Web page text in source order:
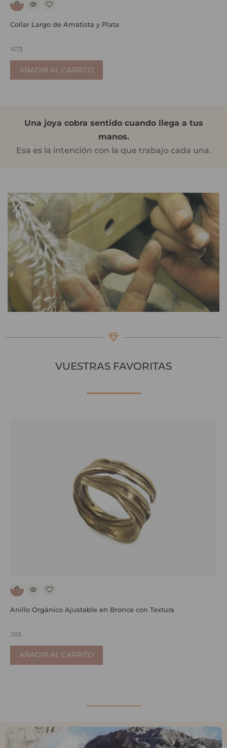
Collar Largo de Amatista y Plata
167$
AÑADIR AL CARRITO
Una joya cobra sentido cuando llega a tus
manos.
Esa es la intención con la que trabajo cada una.
VUESTRAS FAVORITAS
Anillo Orgánico Ajustable en Bronce con Textura
38$
AÑADIR AL CARRITO